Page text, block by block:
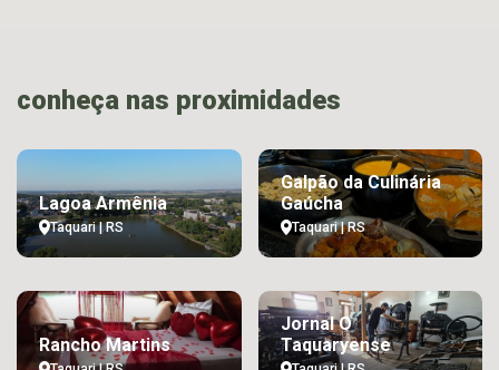
conheça nas proximidades
Lagoa Armênia
Taquari | RS
Galpão da Culinária
Gaúcha
Taquari | RS
Rancho Martins
Jornal O
Taquaryense